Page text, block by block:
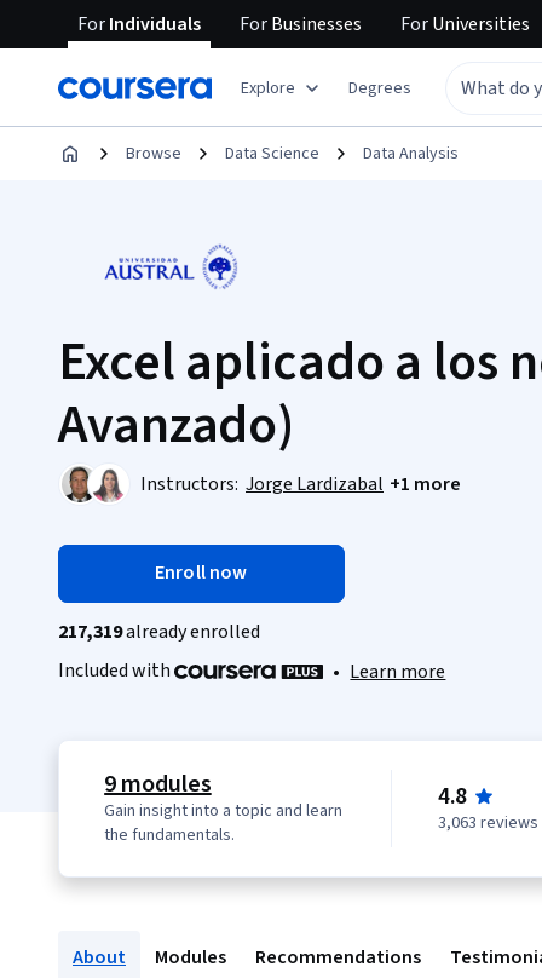
ForIndividuals ForBusinesses ForUniversities
Explore Degrees
Browse Data Science Data Analysis
Excel aplicado a los
Avanzado)
Instructors: Jorge Lardizabal +1 more
Enroll now
217,319already enrolled
Included with
• Learn more
9 modules
Gain insight into a topic and learn
the fundamentals.
4.8
3,063 reviews
About Modules Recommendations